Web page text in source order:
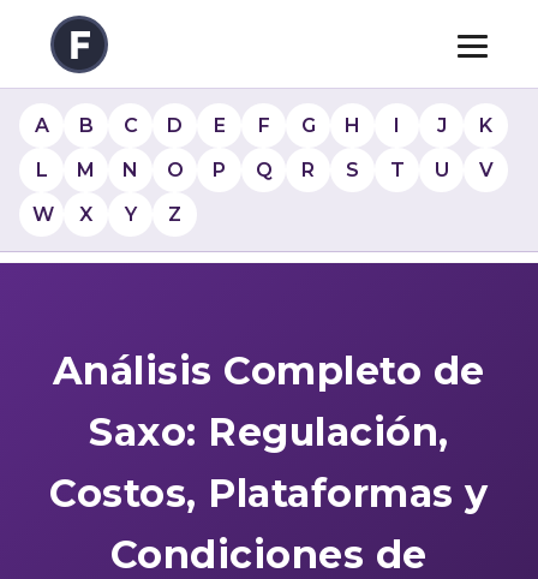
A B C D E F G H I J
K
L
M N O P Q R S T U
V
W
X Y Z
Análisis Completo de
Saxo: Regulación,
Costos, Plataformas y
Condiciones de